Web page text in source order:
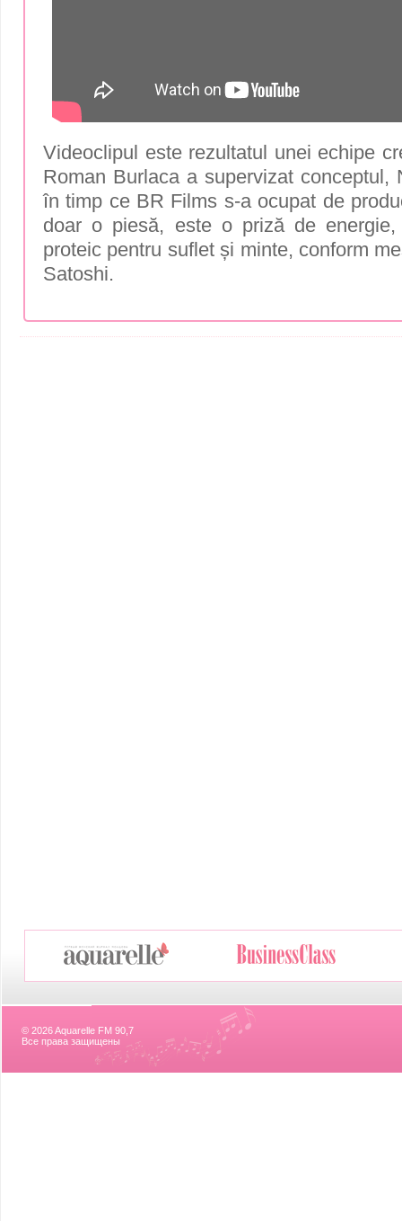
Videoclipul este rezultatul unei echipe
Roman Burlaca a supervizat conceptul,
în timp ce BR Films s-a ocupat de
doar o piesă, este o priză de
proteic pentru suflet și minte, conform
Satoshi.
© 2026 Aquarelle FM 90,7
Все права защищены